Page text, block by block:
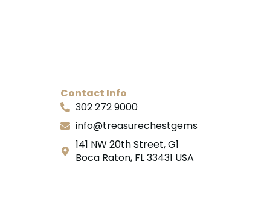
Contact Info
302 272 9000
info@treasurechestgems
141 NW 20th Street, G1
Boca Raton, FL 33431 USA